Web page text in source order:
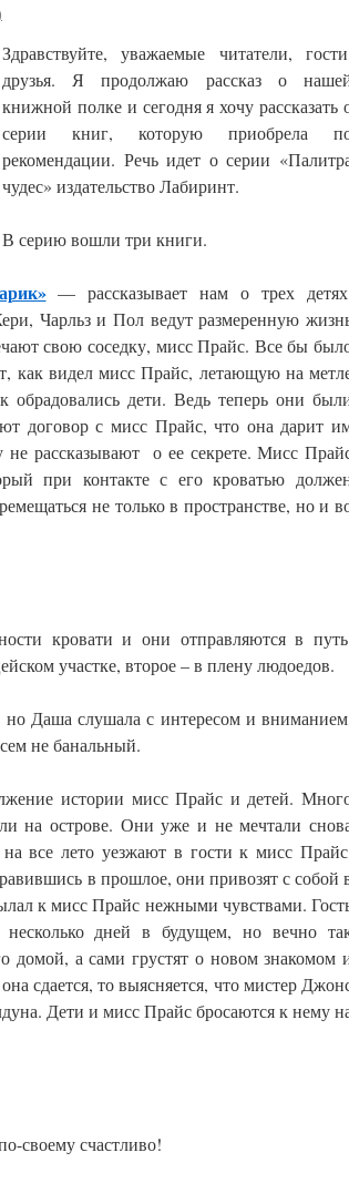
Здравствуйте, уважаемые читатели,
друзья. Я продолжаю рассказ о
книжной полке и сегодня я хочу рассказать
серии книг, которую приобрела
рекомендации. Речь идет о серии
чудес» издательство Лабиринт.
В серию вошли три книги.
— рассказывает нам о трех
Чарльз и Пол ведут размеренную
свою соседку, мисс Прайс. Все бы
как видел мисс Прайс, летающую на
дети. Ведь теперь они
договор с мисс Прайс, что она дарит
рассказывают о ее секрете. Мисс
при контакте с его кроватью
не только в пространстве, но и
кровати и они отправляются в
участке, второе – в плену людоедов.
Даша слушала с интересом и
не банальный.
истории мисс Прайс и детей.
на острове. Они уже и не мечтали
все лето уезжают в гости к мисс
в прошлое, они привозят с собой
к мисс Прайс нежными чувствами.
несколько дней в будущем, но вечно
домой, а сами грустят о новом знакомом
сдается, то выясняется, что мистер
Дети и мисс Прайс бросаются к нему
своему счастливо!